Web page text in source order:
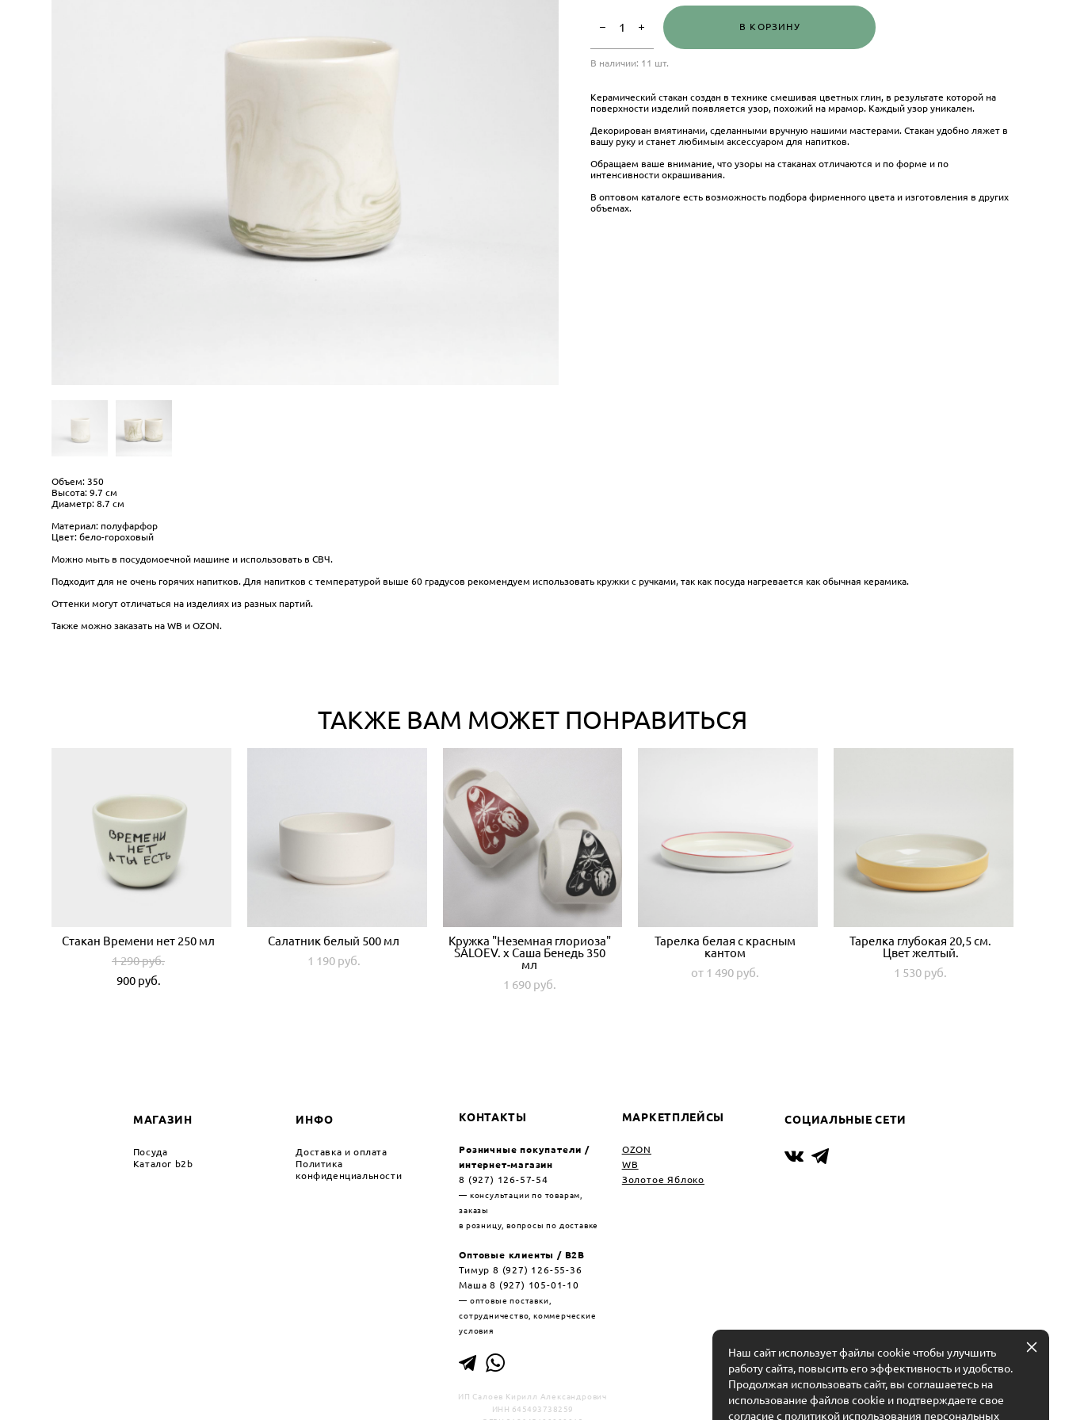
В наличии: 11 шт.
В КОРЗИНУ
Керамический стакан создан в технике смешивая цветных глин, в результате которой на
поверхности изделий появляется узор, похожий на мрамор. Каждый узор уникален.
Декорирован вмятинами, сделанными вручную нашими мастерами. Стакан удобно ляжет в
вашу руку и станет любимым аксессуаром для напитков.
Обращаем ваше внимание, что узоры на стаканах отличаются и по форме и по
интенсивности окрашивания.
В оптовом каталоге есть возможность подбора фирменного цвета и изготовления в других
объемах.
Объем: 350
Высота: 9.7 см
Диаметр: 8.7 см
Материал: полуфарфор
Цвет: бело-гороховый
Можно мыть в посудомоечной машине и использовать в СВЧ.
Подходит для не очень горячих напитков. Для напитков с температурой выше 60 градусов рекомендуем использовать кружки с ручками, так как посуда нагревается как обычная керамика.
Оттенки могут отличаться на изделиях из разных партий.
Также можно заказать на WB и OZON.
ТАКЖЕ ВАМ МОЖЕТ ПОНРАВИТЬСЯ
Стакан Времени нет 250 мл
1 290 pуб.
900 pуб.
Салатник белый 500 мл
1 190 pуб.
Кружка "Неземная глориоза"
SALOEV. x Саша Бенедь 350
мл
1 690 pуб.
Тарелка белая с красным
кантом
от 1 490 pуб.
Тарелка глубокая 20,5 см.
Цвет желтый.
1 530 pуб.
МАГАЗИН
Посуда
Каталог b2b
ИНФО
Доставка и оплата
Политика
конфиденциальности
КОНТАКТЫ
Розничные покупатели /
интернет-магазин
8 (927) 126-57-54
— консультации по товарам,
заказы
в розницу, вопросы по доставке
Оптовые клиенты / B2B
Тимур 8 (927) 126-55-36
Маша 8 (927) 105-01-10
— оптовые поставки,
сотрудничество, коммерческие
условия
МАРКЕТПЛЕЙСЫ
OZON
WB
Золотое Яблоко
СОЦИАЛЬНЫЕ СЕТИ
ИП Салоев Кирилл Александрович
ИНН 645493738259
Наш сайт использует файлы cookie чтобы улучшить
работу сайта, повысить его эффективность и удобство.
Продолжая использовать сайт, вы соглашаетесь на
использование файлов cookie и подтверждаете свое
согласие с политикой использования персональных